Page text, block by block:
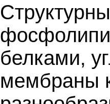
белками,
мембраны